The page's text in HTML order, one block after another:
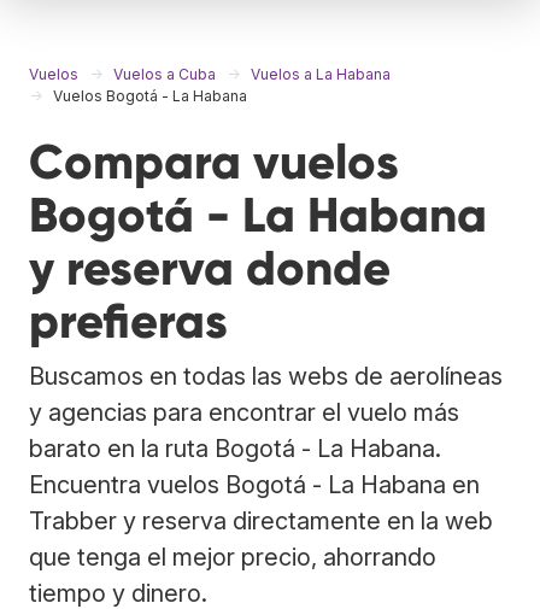
Vuelos Vuelos a Cuba
Vuelos a La Habana
Vuelos Bogotá - La Habana
Compara vuelos
Bogotá - La Habana
y reserva donde
prefieras
Buscamos en todas las webs de aerolíneas
y agencias para encontrar el vuelo más
barato en la ruta Bogotá - La Habana.
Encuentra vuelos Bogotá - La Habana en
Trabber y reserva directamente en la web
que tenga el mejor precio, ahorrando
tiempo y dinero.